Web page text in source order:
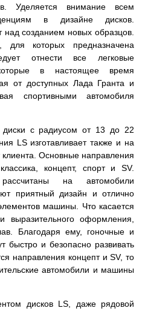
Уделяется внимание всем
в дизайне дисков.
созданием новых образцов.
для которых предназначена
отнести все легковые
в настоящее время
от доступных Лада Гранта и
спортивными автомобиля
с радиусом от 13 до 22
LS изготавливает также и на
клиента. Основные направления
концепт, спорт и SV.
на автомобили
приятный дизайн и отлично
машины. Что касается
оформления,
Благодаря ему, гоночные и
быстро и безопасно развивать
направления концепт и SV, то
автомобили и машины
дисков LS, даже рядовой